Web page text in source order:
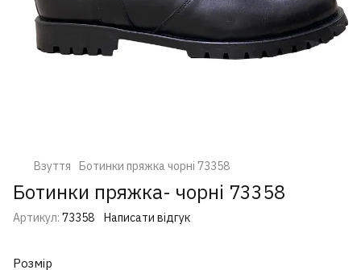
Взуття Ботинки пряжка чорні 73358
Ботинки пряжка- чорні 73358
Артикул: 73358 Написати відгук
Розмір